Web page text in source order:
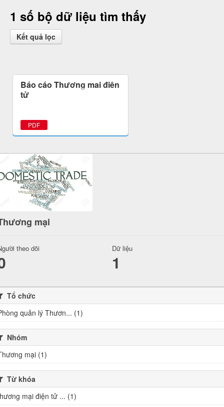
1 số bộ dữ liệu tìm thấy
Kết quả lọc
Báo cáo Thương mại điện
tử
PDF
mại
theo dõi Dữ liệu
1
Tổ chức
quản lý Thươn... (1)
Nhóm
mại (1)
Từ khóa
mại điện tử ... (1)